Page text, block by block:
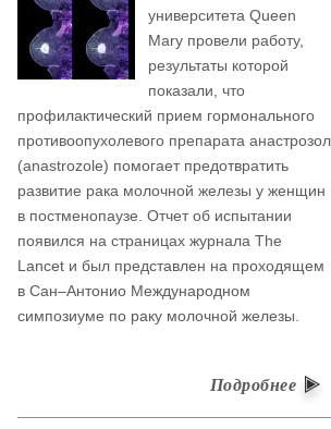
университета Queen
Mary провели работу,
результаты которой
показали, что
профилактический прием гормонального
противоопухолевого препарата анастрозол
(anastrozole) помогает предотвратить
развитие рака молочной железы у женщин
в постменопаузе. Отчет об испытании
появился на страницах журнала The
Lancet и был представлен на проходящем
в Сан–Антонио Международном
симпозиуме по раку молочной железы.
Подробнее